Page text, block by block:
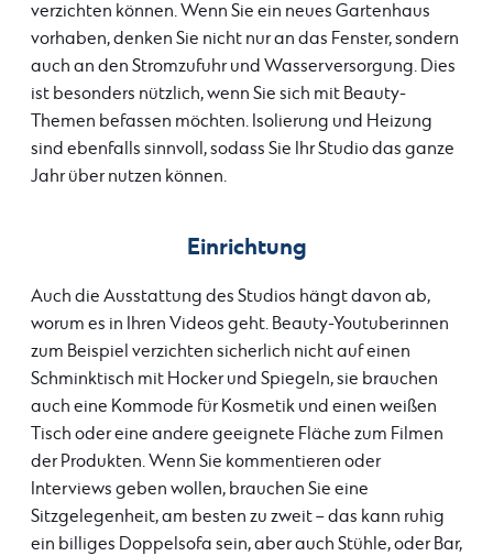
verzichten können. Wenn Sie ein neues Gartenhaus
vorhaben, denken Sie nicht nur an das Fenster, sondern
auch an den Stromzufuhr und Wasserversorgung. Dies
ist besonders nützlich, wenn Sie sich mit Beauty-
Themen befassen möchten. Isolierung und Heizung
sind ebenfalls sinnvoll, sodass Sie Ihr Studio das ganze
Jahr über nutzen können.
Einrichtung
Auch die Ausstattung des Studios hängt davon ab,
worum es in Ihren Videos geht. Beauty-Youtuberinnen
zum Beispiel verzichten sicherlich nicht auf einen
Schminktisch mit Hocker und Spiegeln, sie brauchen
auch eine Kommode für Kosmetik und einen weißen
Tisch oder eine andere geeignete Fläche zum Filmen
der Produkten. Wenn Sie kommentieren oder
Interviews geben wollen, brauchen Sie eine
Sitzgelegenheit, am besten zu zweit – das kann ruhig
ein billiges Doppelsofa sein, aber auch Stühle, oder Bar,